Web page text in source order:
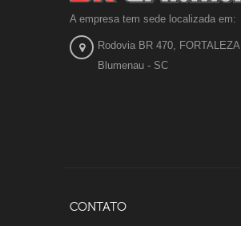
A empresa tem sede localizada em:
Rodovia BR 470, FORTALEZA
Blumenau - SC
CONTATO